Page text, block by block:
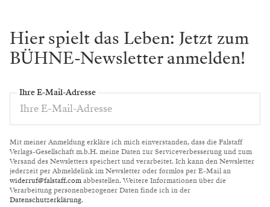
Hier spielt das Leben: Jetzt zum
BÜHNE-Newsletter anmelden!
Ihre E-Mail-Adresse
Mit meiner Anmeldung erkläre ich mich einverstanden, dass die Falstaff
Verlags-Gesellschaft m.b.H. meine Daten zur Serviceverbesserung und zum
Versand des Newsletters speichert und verarbeitet. Ich kann den Newsletter
jederzeit per Abmeldelink im Newsletter oder formlos per E-Mail an
widerruf@falstaff.comabbestellen. Weitere Informationen über die
Verarbeitung personenbezogener Daten finde ich in der
Datenschutzerklärung.